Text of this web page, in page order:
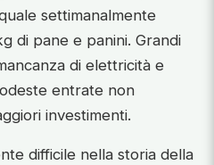
settimanalmente
di pane e panini. Grandi
di elettricità e
entrate non
investimenti.
difficile nella storia della